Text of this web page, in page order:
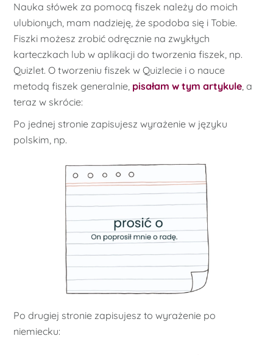
Nauka słówek za pomocą fiszek należy do moich
ulubionych, mam nadzieję, że spodoba się i Tobie.
Fiszki możesz zrobić odręcznie na zwykłych
karteczkach lub w aplikacji do tworzenia fiszek, np.
Quizlet. O tworzeniu fiszek w Quizlecie i o nauce
metodą fiszek generalnie, pisałam w tym artykule, a
teraz w skrócie:
Po jednej stronie zapisujesz wyrażenie w języku
polskim, np.
Po drugiej stronie zapisujesz to wyrażenie po
niemiecku: